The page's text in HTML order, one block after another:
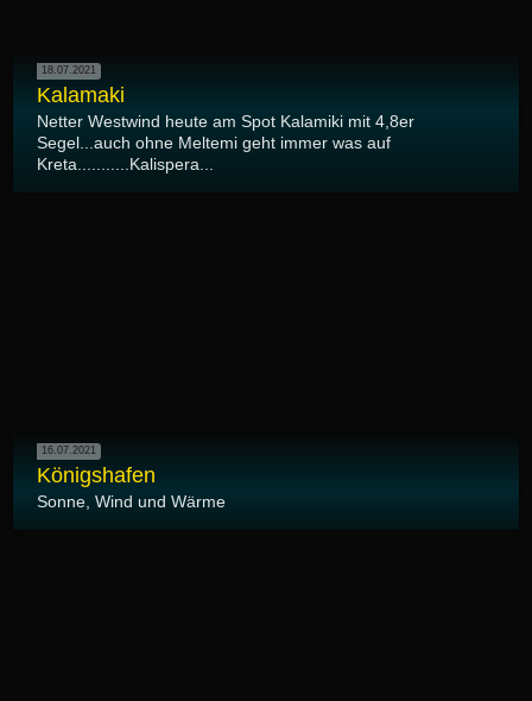
18.07.2021
Kalamaki
Netter Westwind heute am Spot Kalamiki mit 4,8er
Segel...auch ohne Meltemi geht immer was auf
Kreta...........Kalispera...
16.07.2021
Königshafen
Sonne, Wind und Wärme